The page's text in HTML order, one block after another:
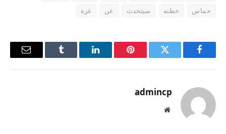
حماس
خطته سيتحدث عن غزة
فيسبوك تويتر بينتيريستلينكدإن Tumblr
البريد
admincp
موقع